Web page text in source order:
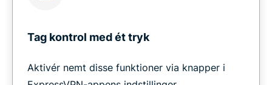
Tag kontrol med ét tryk
Aktivér nemt disse funktioner via knapper i